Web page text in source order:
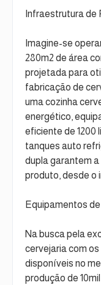
Infraestrutura de
Imagine-se
280m2 de área
projetada para
fabricação de
uma cozinha
energético,
eficiente de 1200
tanques auto
dupla garantem
produto, desde o
Equipamentos
Na busca pela
cervejaria com
disponíveis no
produção de